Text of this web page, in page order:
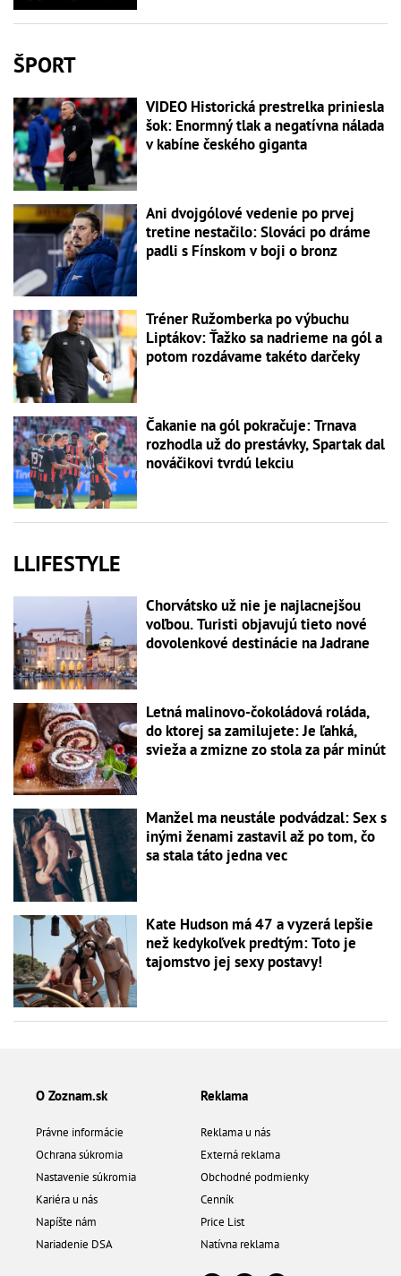
ŠPORT
VIDEO Historická prestrelka priniesla
šok: Enormný tlak a negatívna nálada
v kabíne českého giganta
Ani dvojgólové vedenie po prvej
tretine nestačilo: Slováci po dráme
padli s Fínskom v boji o bronz
Tréner Ružomberka po výbuchu
Liptákov: Ťažko sa nadrieme na gól a
potom rozdávame takéto darčeky
Čakanie na gól pokračuje: Trnava
rozhodla už do prestávky, Spartak dal
nováčikovi tvrdú lekciu
LLIFESTYLE
Chorvátsko už nie je najlacnejšou
voľbou. Turisti objavujú tieto nové
dovolenkové destinácie na Jadrane
Letná malinovo-čokoládová roláda,
do ktorej sa zamilujete: Je ľahká,
svieža a zmizne zo stola za pár minút
Manžel ma neustále podvádzal: Sex s
inými ženami zastavil až po tom, čo
sa stala táto jedna vec
Kate Hudson má 47 a vyzerá lepšie
než kedykoľvek predtým: Toto je
tajomstvo jej sexy postavy!
O Zoznam.sk
Právne informácie
Ochrana súkromia
Nastavenie súkromia
Kariéra u nás
Napíšte nám
Nariadenie DSA
Reklama
Reklama u nás
Externá reklama
Obchodné podmienky
Cenník
Price List
Natívna reklama